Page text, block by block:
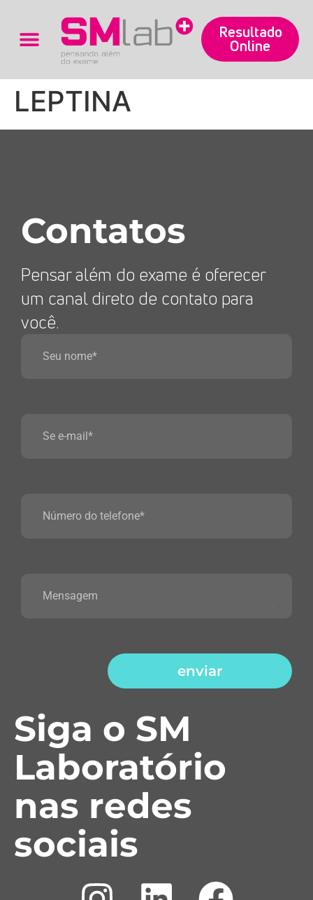
Resultado
Online
LEPTINA
Contatos
Pensar além do exame é oferecer
um canal direto de contato para
você.
enviar
Siga o SM
Laboratório
nas redes
sociais